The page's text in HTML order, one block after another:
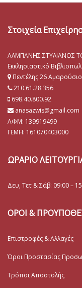
Στοιχεία
ΑΛΜΠΑΝΗΣ ΣΤΥΛΙΑΝΟΣ
Εκκλησιαστικό
Πεντέλης 26 Αμαρούσιο
210.61.28.356
698.40.800.92
anasazwis@gmail.com
ΑΦΜ: 139919499
ΓΕΜΗ: 161070403000
ΩΡΑΡΙΟ
Δευ, Τετ & Σάβ: 09:00 –
ΟΡΟΙ &
Επιστροφές & Αλλαγές
Όροι Προστασίας
Τρόποι Αποστολής